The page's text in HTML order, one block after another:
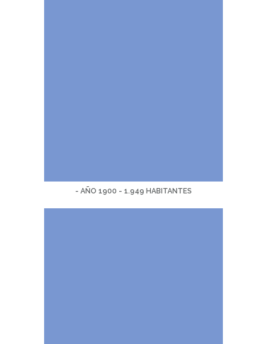
- AÑO 1900 - 1.949 HABITANTES